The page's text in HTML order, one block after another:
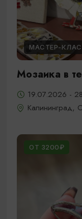
МАСТЕР-
Мозаика в
19.07.2026 -
Калининград,
ОТ 3200₽